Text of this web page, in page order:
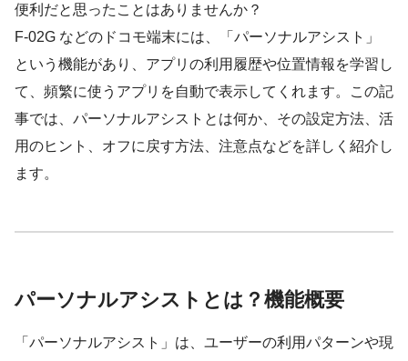
便利だと思ったことはありませんか？
F-02G などのドコモ端末には、「パーソナルアシスト」
という機能があり、アプリの利用履歴や位置情報を学習し
て、頻繁に使うアプリを自動で表示してくれます。この記
事では、パーソナルアシストとは何か、その設定方法、活
用のヒント、オフに戻す方法、注意点などを詳しく紹介し
ます。
パーソナルアシストとは？機能概要
「パーソナルアシスト」は、ユーザーの利用パターンや現